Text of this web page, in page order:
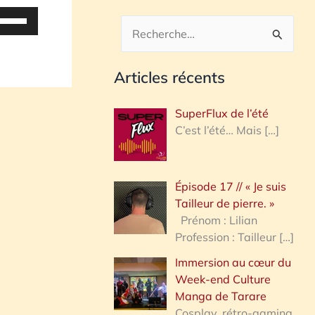
c
h
r
h
e
:
Articles récents
SuperFlux de l’été
C’est l’été… Mais […]
Épisode 17 // « Je suis
Tailleur de pierre. »
Prénom : Lilian
Profession : Tailleur […]
Immersion au cœur du
Week-end Culture
Manga de Tarare